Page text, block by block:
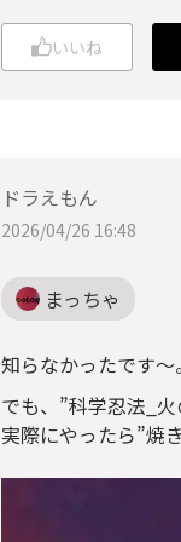
いいね
ドラえもん
2026/04/26 16:48
まっちゃ
知らなかったです〜
でも、”科学忍法_
実際にやったら”焼